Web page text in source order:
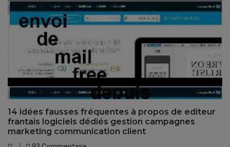
14 idées fausses fréquentes à propos de editeur
frantais logiciels dédiés gestion campagnes
marketing communication client